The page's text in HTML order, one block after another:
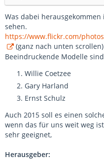
Was dabei
sehen.
https://www.flickr.com/
(ganz nach unten scrollen)
Beeindruckende Modelle
Willie Coetzee
Gary Harland
Ernst Schulz
Auch 2015 soll es einen
wenn das für uns weit weg
sehr geeignet,
Herausgeber: